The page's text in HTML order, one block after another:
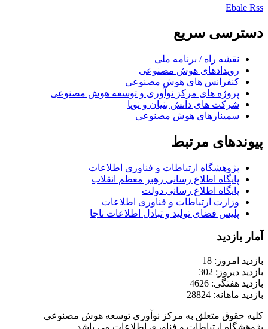
Ebale Rss
دسترسی سریع
نقشه راه / برنامه ملی
رویدادهای هوش مصنوعی
کنفرانس های هوش مصنوعی
پروژه های مرکز نوآوری و توسعه هوش مصنوعی
شرکت های دانش بنیان و نوپا
سمینارهای هوش مصنوعی
پیوندهای مرتبط
پژوهشگاه ارتباطات و فناوری اطلاعات
پایگاه اطلاع رسانی رهبر معظم انقلاب
پایگاه اطلاع رسانی دولت
وزارت ارتباطات و فناوری اطلاعات
پلیس فضای تولید و تبادل اطلاعات ناجا
آمار بازدید
بازدید امروز: 18
بازدید دیروز: 302
بازدید هفتگی: 4626
بازدید ماهانه: 28824
کلیه حقوق متعلق به مرکز نوآوری توسعه هوش مصنوعی
پژوهشگاه ارتباطات و فناوری اطلاعات می باشد.